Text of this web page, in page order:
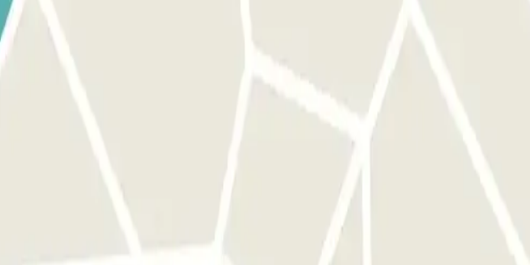
no abre, utiliza la tarjeta/mando que te dio el personal del aparcamiento.
automática por identificación de matrícula, en su defecto utiliza la tarjeta/mando multientrada que te dio el personal del